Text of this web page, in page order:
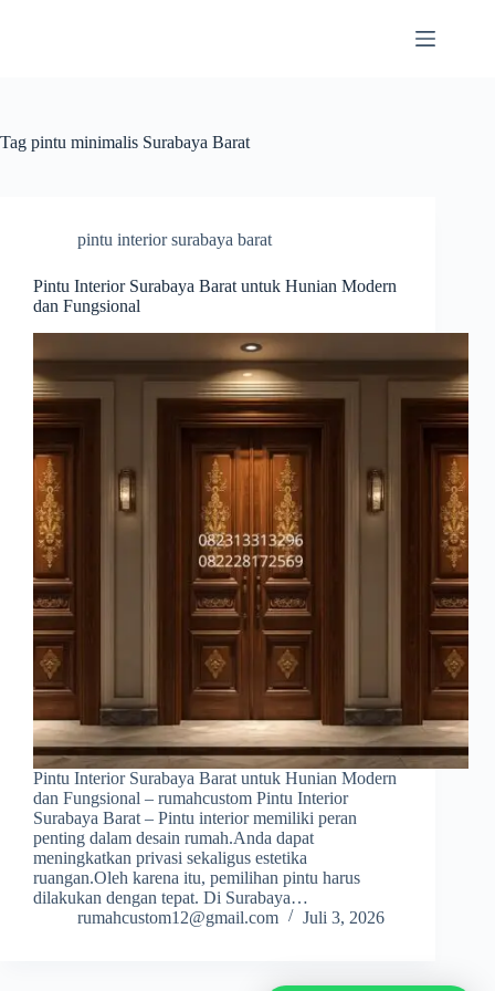
Tag pintu minimalis Surabaya Barat
pintu interior surabaya barat
Pintu Interior Surabaya Barat untuk Hunian Modern
dan Fungsional
Pintu Interior Surabaya Barat untuk Hunian Modern
dan Fungsional – rumahcustom Pintu Interior
Surabaya Barat – Pintu interior memiliki peran
penting dalam desain rumah.Anda dapat
meningkatkan privasi sekaligus estetika
ruangan.Oleh karena itu, pemilihan pintu harus
dilakukan dengan tepat. Di Surabaya…
rumahcustom12@gmail.com
Juli 3, 2026